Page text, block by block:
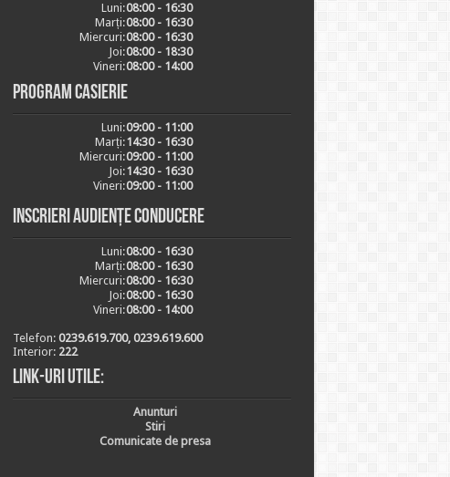
Luni:08:00 - 16:30
Marți:08:00 - 16:30
Miercuri:08:00 - 16:30
Joi:08:00 - 18:30
Vineri:08:00 - 14:00
Program casierie
Luni:09:00 - 11:00
Marți:14:30 - 16:30
Miercuri:09:00 - 11:00
Joi:14:30 - 16:30
Vineri:09:00 - 11:00
Inscrieri audiențe conducere
Luni:08:00 - 16:30
Marți:08:00 - 16:30
Miercuri:08:00 - 16:30
Joi:08:00 - 16:30
Vineri:08:00 - 14:00
Telefon: 0239.619.700, 0239.619.600
Interior: 222
Link-uri utile:
Anunturi
Stiri
Comunicate de presa